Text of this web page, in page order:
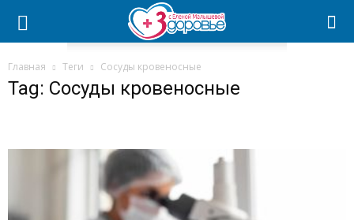
Главная Теги Сосуды кровеносные
Tag: Сосуды кровеносные